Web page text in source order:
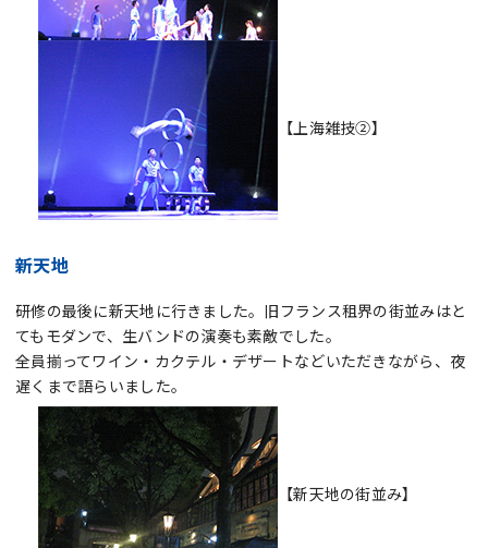
【上海雑技②】
新天地
研修の最後に新天地に行きました。旧フランス租界の街並みはと
てもモダンで、生バンドの演奏も素敵でした。
全員揃ってワイン・カクテル・デザートなどいただきながら、夜
遅くまで語らいました。
【新天地の街並み】